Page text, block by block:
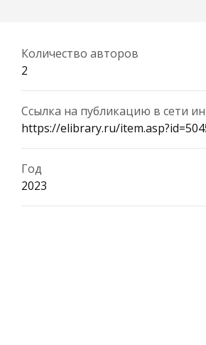
Количество авторов
2
Ссылка на публикацию в сети
https://elibrary.ru/
Год
2023